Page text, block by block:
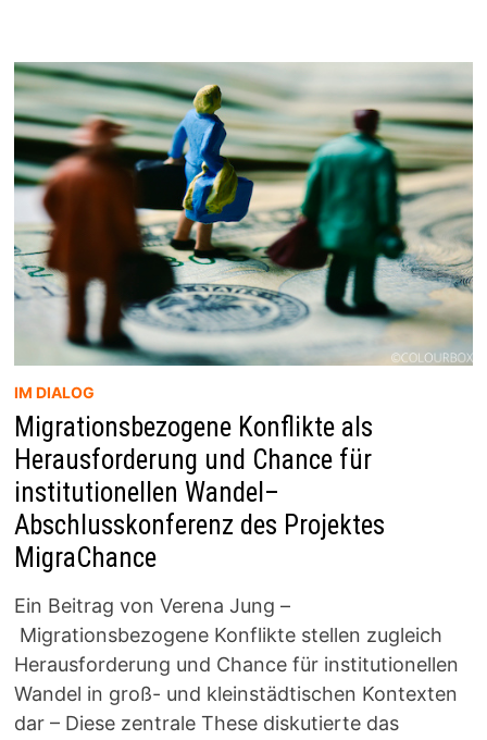
AUFTRAG
FÜR
DIE
SOZIALE
ARBEIT!
IM DIALOG
Migrationsbezogene Konflikte als
Herausforderung und Chance für
institutionellen Wandel–
Abschlusskonferenz des Projektes
MigraChance
Ein Beitrag von Verena Jung –
Migrationsbezogene Konflikte stellen zugleich
Herausforderung und Chance für institutionellen
Wandel in groß- und kleinstädtischen Kontexten
dar – Diese zentrale These diskutierte das